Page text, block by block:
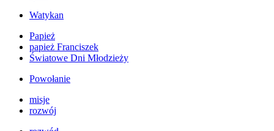
Watykan
Papież
papież Franciszek
Światowe Dni Młodzieży
Powołanie
misje
rozwój